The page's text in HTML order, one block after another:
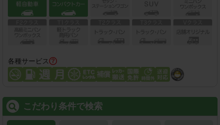
各種サービス
こだわり条件で検索